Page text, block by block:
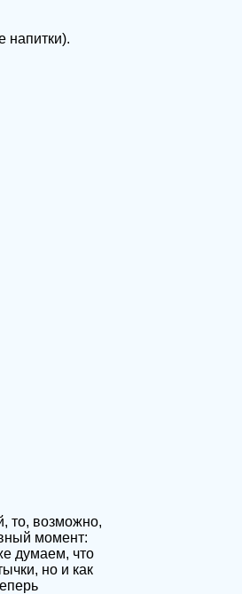
напитки).
то, возможно,
момент:
думаем, что
но и как